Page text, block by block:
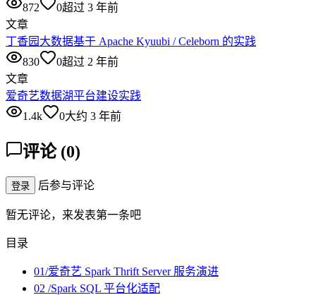
872
0超过 3 年前
文章
丁香园大数据基于 Apache Kyuubi / Celeborn 的实践
830
0超过 2 年前
文章
爱奇艺数据湖平台建设实践
1.4k
0大约 3 年前
评论 (0)
登录 后参与评论
暂无评论，来发表第一条吧
目录
01/爱奇艺 Spark Thrift Server 服务演进
02 /Spark SQL 平台化适配